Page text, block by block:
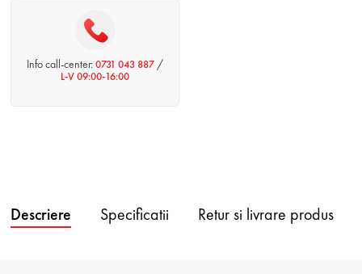
Info call-center:0731 043 887 /
L-V 09:00-16:00
Descriere Specificatii Retur si livrare produs